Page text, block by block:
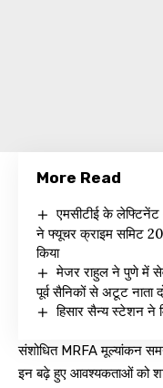
More Read
एमसीटीई के
ने फ्यूचर क्राइम समिट
किया
मेजर राहुल ने पुणे में
पूर्व सैनिकों से अटूट नाता
हिसार सैन्य स्टेशन
संशोधित MRFA मूल्यांकन
इन बढ़े हुए आवश्यकताओं को